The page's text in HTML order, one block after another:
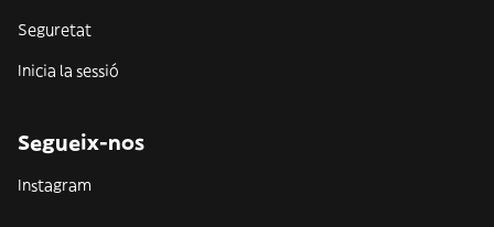
Seguretat
Inicia la sessió
Segueix-nos
Instagram